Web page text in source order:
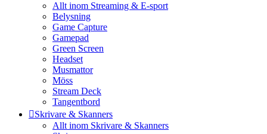
Allt inom Streaming & E-sport
Belysning
Game Capture
Gamepad
Green Screen
Headset
Musmattor
Möss
Stream Deck
Tangentbord
Skrivare & Skanners
Allt inom Skrivare & Skanners